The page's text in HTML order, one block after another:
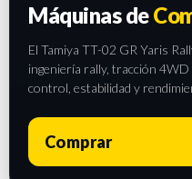
Máquinas de
El Tamiya TT-02 GR Yaris
ingeniería rally, tracción
control, estabilidad y
Comprar